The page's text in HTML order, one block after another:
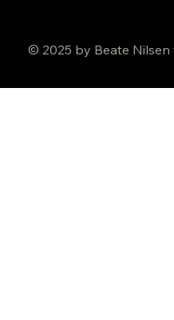
© 2025 by Beate Nilsen